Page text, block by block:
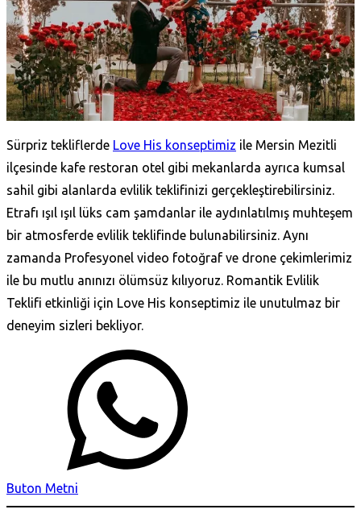
Sürpriz tekliflerde Love His konseptimiz ile Mersin Mezitli
ilçesinde kafe restoran otel gibi mekanlarda ayrıca kumsal
sahil gibi alanlarda evlilik teklifinizi gerçekleştirebilirsiniz.
Etrafı ışıl ışıl lüks cam şamdanlar ile aydınlatılmış muhteşem
bir atmosferde evlilik teklifinde bulunabilirsiniz. Aynı
zamanda Profesyonel video fotoğraf ve drone çekimlerimiz
ile bu mutlu anınızı ölümsüz kılıyoruz. Romantik Evlilik
Teklifi etkinliği için Love His konseptimiz ile unutulmaz bir
deneyim sizleri bekliyor.
Buton Metni